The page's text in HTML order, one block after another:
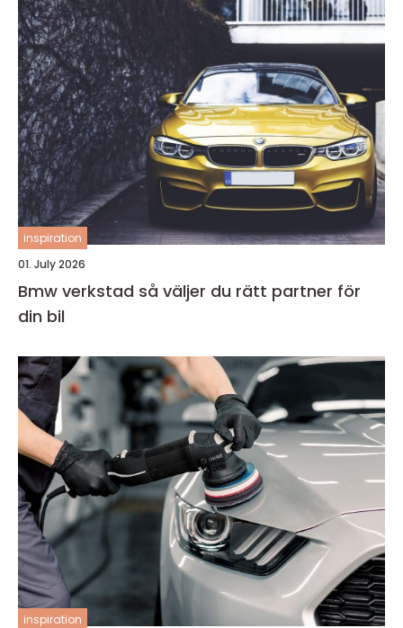
inspiration
01. July 2026
Bmw verkstad så väljer du rätt partner för
din bil
inspiration